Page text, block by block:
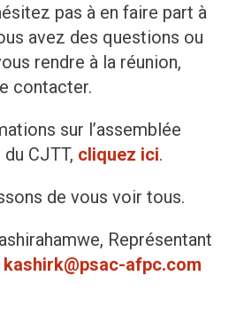
pas à en faire part à
avez des questions ou
rendre à la réunion,
contacter.
sur l’assemblée
CJTT, cliquez ici.
de vous voir tous.
Représentant
kashirk@psac-afpc.com